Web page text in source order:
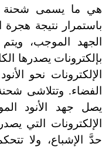
هي ما يسمى شحنة
باستمرار نتيجة هجرة
الجهد الموجب،
بإلكترونات يصدرها
الإلكترونات نحو
الفضاء. وتتلاشى
يصل جهد الأنود
الإلكترونات التي
حدَّ الإشباع، ولا